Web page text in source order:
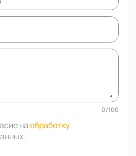
0/100
наобработку
.